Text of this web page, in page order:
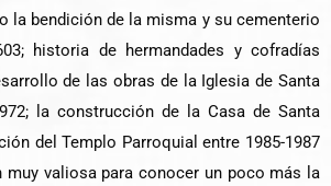
la bendición de la misma y su cementerio
historia de hermandades y cofradías
de las obras de la Iglesia de Santa
la construcción de la Casa de Santa
del Templo Parroquial entre 1985-1987
muy valiosa para conocer un poco más la